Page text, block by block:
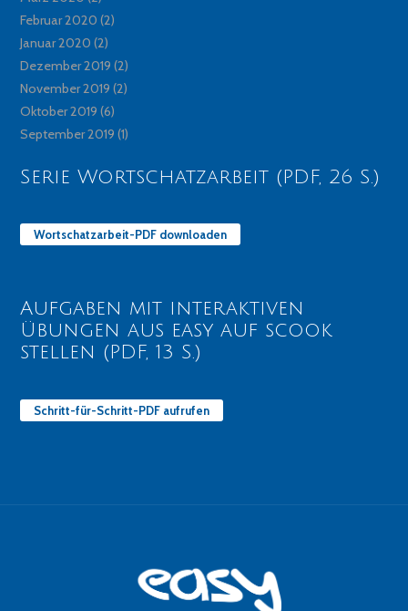
Februar 2020 (2)
Januar 2020 (2)
Dezember 2019 (2)
November 2019 (2)
Oktober 2019 (6)
September 2019 (1)
Serie Wortschatzarbeit (PDF, 26 S.)
Wortschatzarbeit-PDF downloaden
Aufgaben mit interaktiven
Übungen aus easy auf scook
stellen (PDF, 13 S.)
Schritt-für-Schritt-PDF aufrufen